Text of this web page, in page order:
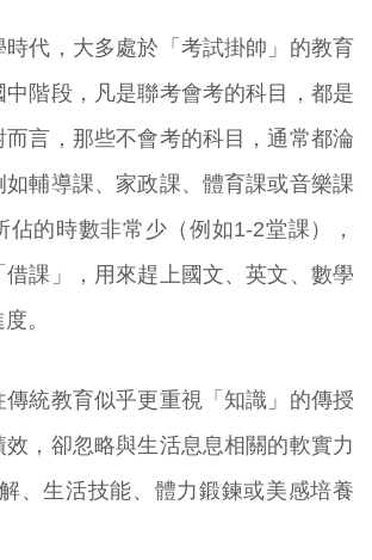
時代，大多處於「考試掛帥」的教育
階段，凡是聯考會考的科目，都是
言，那些不會考的科目，通常都淪
輔導課、家政課、體育課或音樂課
佔的時數非常少（例如1-2堂課），
課」，用來趕上國文、英文、數學
。
統教育似乎更重視「知識」的傳授
效，卻忽略與生活息息相關的軟實力
、生活技能、體力鍛鍊或美感培養